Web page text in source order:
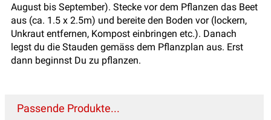
August bis September). Stecke vor dem Pflanzen das Beet
aus (ca. 1.5 x 2.5m) und bereite den Boden vor (lockern,
Unkraut entfernen, Kompost einbringen etc.). Danach
legst du die Stauden gemäss dem Pflanzplan aus. Erst
dann beginnst Du zu pflanzen.
Passende Produkte...